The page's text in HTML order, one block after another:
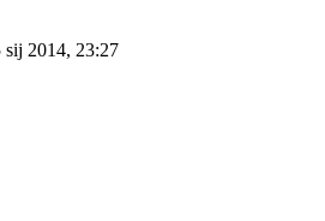
sij 2014, 23:27